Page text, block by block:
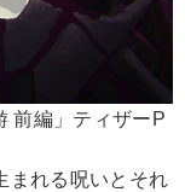
前編」ティザーP
まれる呪いとそれ